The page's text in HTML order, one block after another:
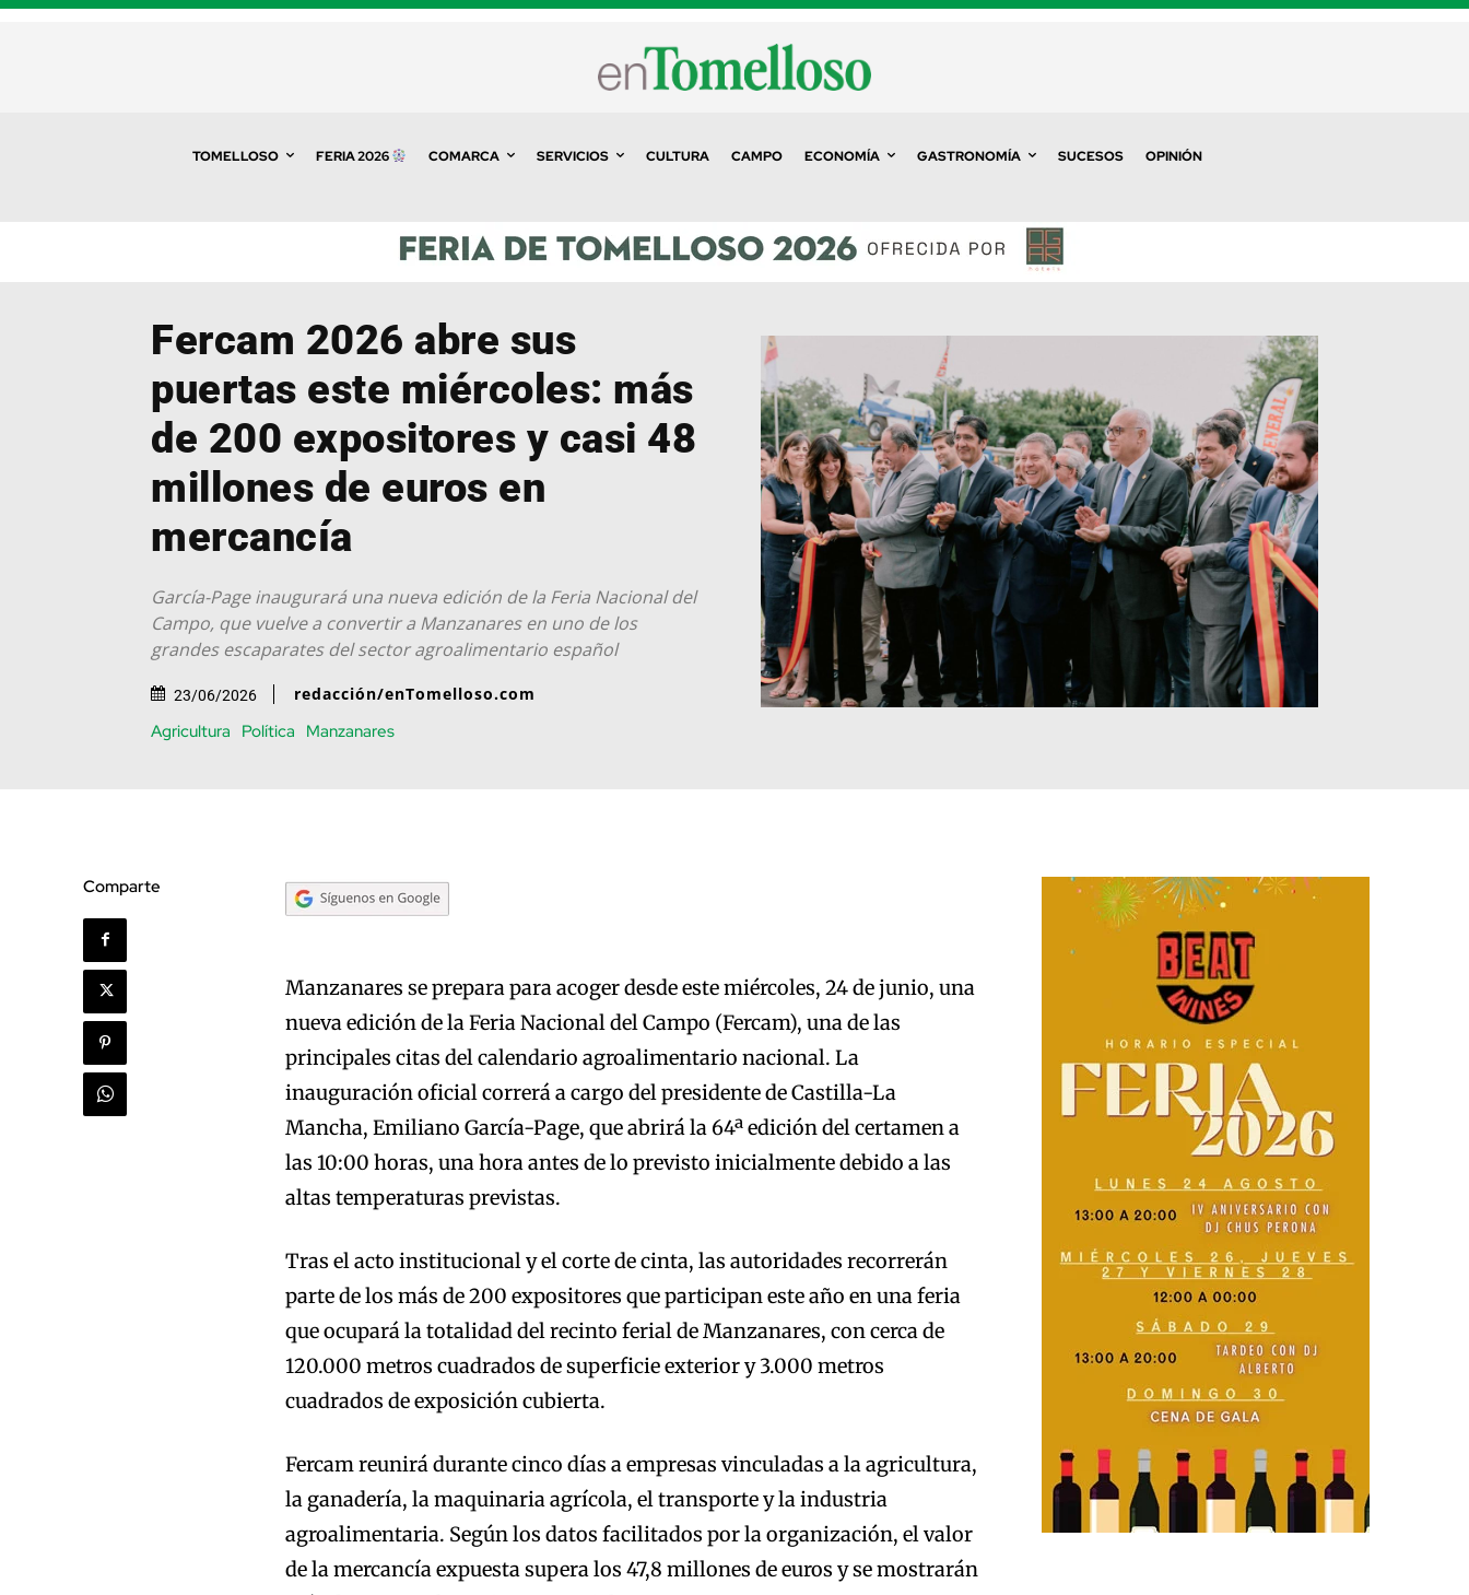
TOMELLOSO FERIA 2026 COMARCA SERVICIOS CULTURA CAMPO ECONOMÍA GASTRONOMÍA SUCESOS OPINIÓN
Fercam 2026 abre sus
puertas este miércoles: más
de 200 expositores y casi 48
millones de euros en
mercancía
García-Page inaugurará una nueva edición de la Feria Nacional del
Campo, que vuelve a convertir a Manzanares en uno de los
grandes escaparates del sector agroalimentario español
23/06/2026 redacción/enTomelloso.com
Agricultura Política Manzanares
Comparte
Manzanares se prepara para acoger desde este miércoles, 24 de junio, una
nueva edición de la Feria Nacional del Campo (Fercam), una de las
principales citas del calendario agroalimentario nacional. La
inauguración oficial correrá a cargo del presidente de Castilla-La
Mancha, Emiliano García-Page, que abrirá la 64ª edición del certamen a
las 10:00 horas, una hora antes de lo previsto inicialmente debido a las
altas temperaturas previstas.
Tras el acto institucional y el corte de cinta, las autoridades recorrerán
parte de los más de 200 expositores que participan este año en una feria
que ocupará la totalidad del recinto ferial de Manzanares, con cerca de
120.000 metros cuadrados de superficie exterior y 3.000 metros
cuadrados de exposición cubierta.
Fercam reunirá durante cinco días a empresas vinculadas a la agricultura,
la ganadería, la maquinaria agrícola, el transporte y la industria
agroalimentaria. Según los datos facilitados por la organización, el valor
de la mercancía expuesta supera los 47,8 millones de euros y se mostrarán